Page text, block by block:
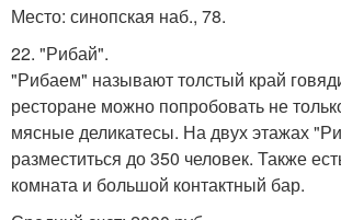
Место: синопская наб., 78.
22. "Рибай".
"Рибаем" называют толстый край
ресторане можно попробовать не
мясные деликатесы. На двух этажах
разместиться до 350 человек. Также
комната и большой контактный бар.